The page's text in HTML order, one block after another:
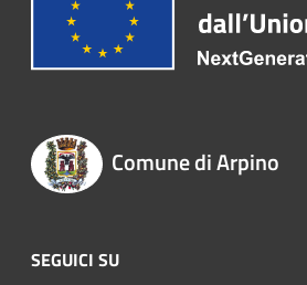
Comune di Arpino
SEGUICI SU